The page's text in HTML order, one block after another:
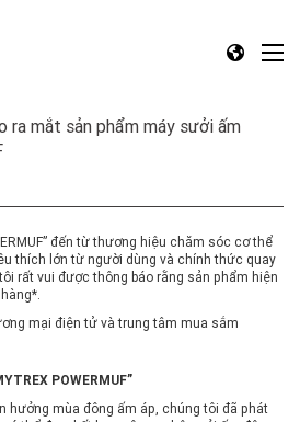
ra mắt sản phẩm máy sưởi ấm
đến từ thương hiệu chăm sóc cơ thể
thích lớn từ người dùng và chính thức quay
rất vui được thông báo rằng sản phẩm hiện
mại điện tử và trung tâm mua sắm
POWERMUF”
hưởng mùa đông ấm áp, chúng tôi đã phát